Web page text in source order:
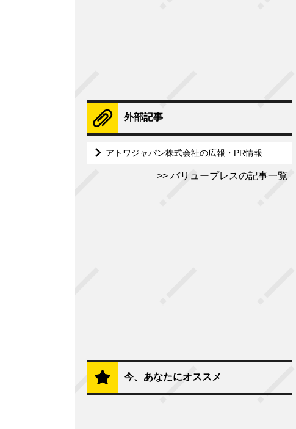
外部記事
アトワジャパン株式会社の広報・PR情報
バリュープレスの記事一覧
今、あなたにオススメ